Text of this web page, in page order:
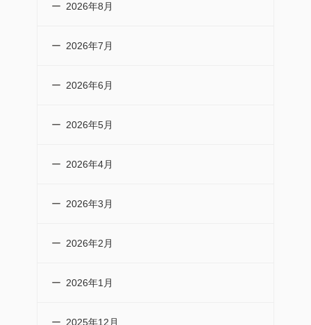
2026年8月
2026年7月
2026年6月
2026年5月
2026年4月
2026年3月
2026年2月
2026年1月
2025年12月